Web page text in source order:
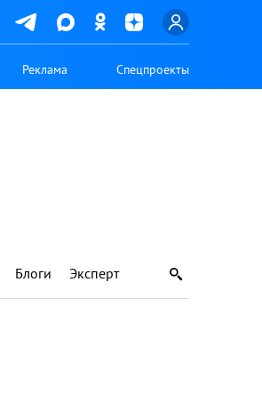
Реклама Спецпроекты
Блоги Эксперт